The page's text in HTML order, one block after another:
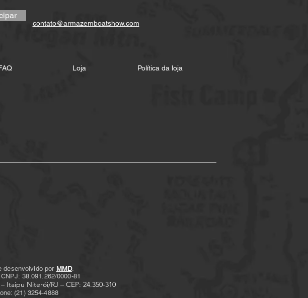
contato@armazemboatshow.com
Loja Política da loja
desenvolvido por MMD.
38.091.262/0000-81
Itaipu Niterói/RJ – CEP: 24.350-310
(21) 3254-4888